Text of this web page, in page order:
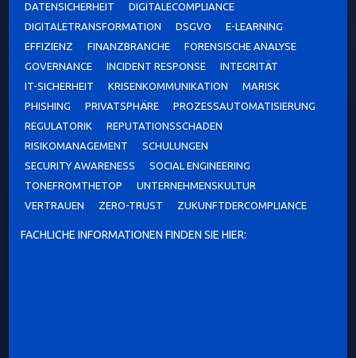
DATENSICHERHEIT
DIGITALECOMPLIANCE
DIGITALETRANSFORMATION
DSGVO
E-LEARNING
EFFIZIENZ
FINANZBRANCHE
FORENSISCHE ANALYSE
GOVERNANCE
INCIDENT RESPONSE
INTEGRITÄT
IT-SICHERHEIT
KRISENKOMMUNIKATION
MARISK
PHISHING
PRIVATSPHÄRE
PROZESSAUTOMATISIERUNG
REGULATORIK
REPUTATIONSSCHADEN
RISIKOMANAGEMENT
SCHULUNGEN
SECURITY AWARENESS
SOCIAL ENGINEERING
TONEFROMTHETOP
UNTERNEHMENSKULTUR
VERTRAUEN
ZERO-TRUST ZUKUNFTDERCOMPLIANCE
FACHLICHE INFORMATIONEN FINDEN SIE HIER: